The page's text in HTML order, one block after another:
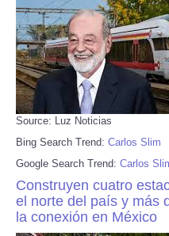
Source: Luz Noticias
Bing Search Trend: Carlos Slim
Google Search Trend: Carlos
Construyen cuatro
el norte del país y más
la conexión en México